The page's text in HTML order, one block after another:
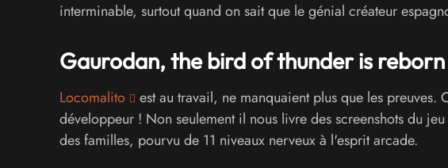
interminable, surtout quand on sait que le génial créateur
Gaurodan, the bird of thunder is reborn
Locomalito est au travail, ne manquaient plus que les preuves.
développeur ! Non seulement il nous livre des screenshots du
des familles, pourvu de 11 niveaux nerveux à l'esprit arcade.